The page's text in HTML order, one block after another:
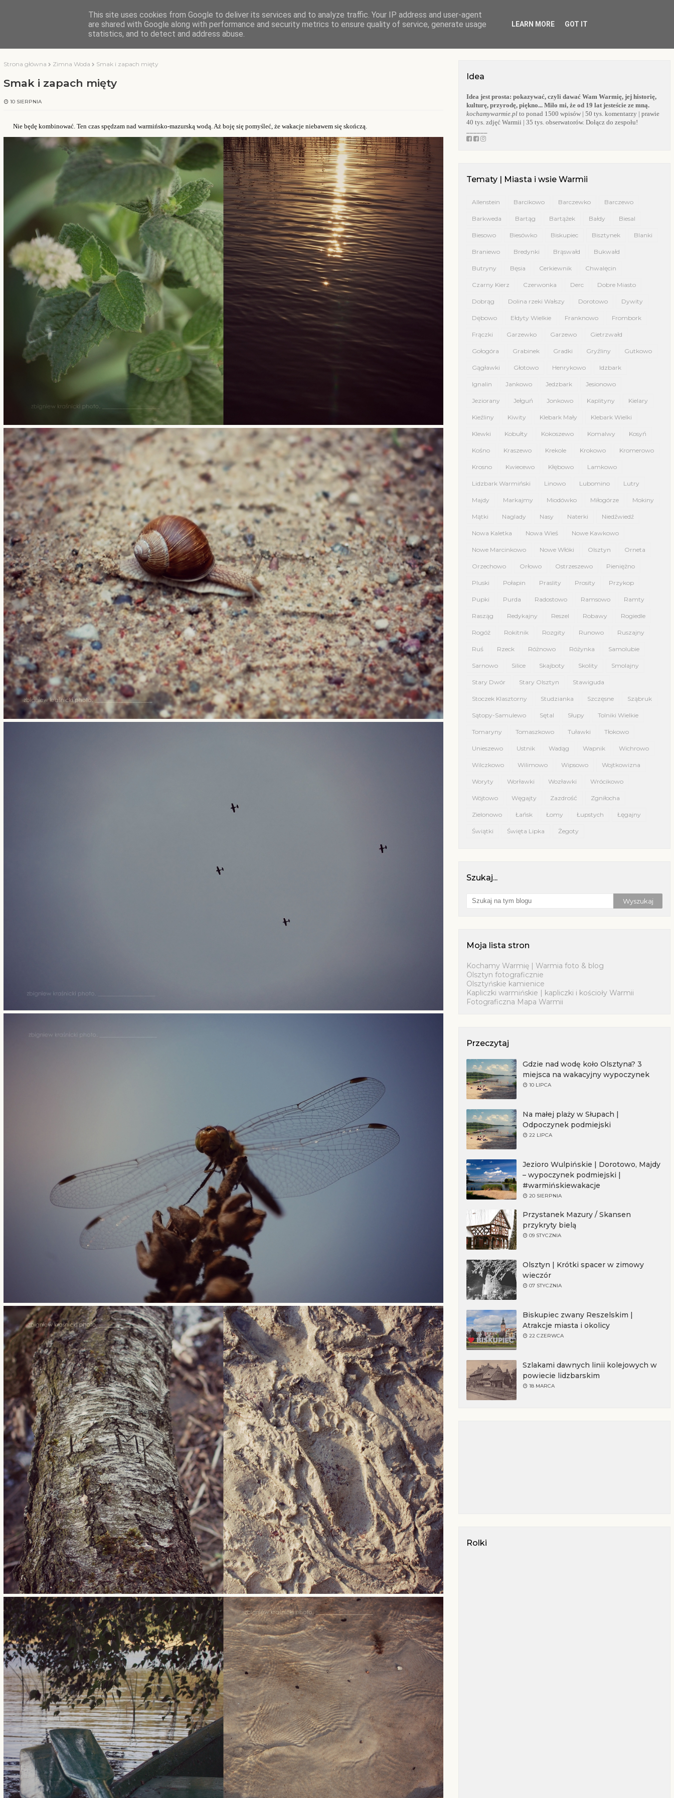
KOCHAMY WARMIĘ O BLOGU WARMIA KOŚCIOŁY WARMII
Strona główna Zimna Woda Smak i zapach mięty
Smak i zapach mięty
10 SIERPNIA
Nie będę kombinować. Ten czas spędzam nad warmińsko-mazurską wodą. Aż boję się pomyśleć, że wakacje niebawem się skończą.
Idea
Idea jest prosta: pokazywać, czyli dawać Wam Warmię, jej historię,
kulturę, przyrodę, piękno... Miło mi, że od 19 lat jesteście ze mną.
kochamywarmie.plto ponad 1500 wpisów | 50 tys. komentarzy | prawie
40 tys. zdjęć Warmii | 35 tys. obserwatorów. Dołącz do zespołu!
Tematy | Miasta i wsie Warmii
Allenstein Barcikowo Barczewko Barczewo
Barkweda Bartąg Bartążek Bałdy Biesal
Biesowo Biesówko Biskupiec Bisztynek Blanki
Braniewo Bredynki Brąswałd Bukwałd
Butryny Bęsia Cerkiewnik Chwalęcin
Czarny Kierz Czerwonka Derc Dobre Miasto
Dobrąg Dolina rzeki Wałszy Dorotowo Dywity
Dębowo Ełdyty Wielkie Franknowo Frombork
Frączki Garzewko Garzewo Gietrzwałd
Gołogóra Grabinek Gradki Gryźliny Gutkowo
Gągławki Głotowo Henrykowo Idzbark
Ignalin Jankowo Jedzbark Jesionowo
Jeziorany Jełguń Jonkowo Kaplityny Kielary
Kieźliny Kiwity Klebark Mały Klebark Wielki
Klewki Kobułty Kokoszewo Komalwy Kosyń
Kośno Kraszewo Krekole Krokowo Kromerowo
Krosno Kwiecewo Kłębowo Lamkowo
Lidzbark Warmiński Linowo Lubomino Lutry
Majdy Markajmy Miodówko Miłogórze Mokiny
Mątki Naglady Nasy Naterki Niedźwiedź
Nowa Kaletka Nowa Wieś Nowe Kawkowo
Nowe Marcinkowo Nowe Włóki Olsztyn Orneta
Orzechowo Orłowo Ostrzeszewo Pieniężno
Pluski Połapin Praslity Prosity Przykop
Pupki Purda Radostowo Ramsowo Ramty
Rasząg Redykajny Reszel Robawy Rogiedle
Rogóż Rokitnik Rozgity Runowo Ruszajny
Ruś Rzeck Różnowo Różynka Samolubie
Sarnowo Silice Skajboty Skolity Smolajny
Stary Dwór Stary Olsztyn Stawiguda
Stoczek Klasztorny Studzianka Szczęsne Sząbruk
Sątopy-Samulewo Sętal Słupy Tolniki Wielkie
Tomaryny Tomaszkowo Tuławki Tłokowo
Unieszewo Ustnik Wadąg Wapnik Wichrowo
Wilczkowo Wilimowo Wipsowo Wojtkowizna
Woryty Worławki Wozławki Wrócikowo
Wójtowo Węgajty Zazdrość Zgniłocha
Zielonowo Łańsk Łomy Łupstych Łęgajny
Świątki Święta Lipka Żegoty
Szukaj...
Moja lista stron
Kochamy Warmię | Warmia foto & blog
Olsztyn fotograficznie
Olsztyńskie kamienice
Kapliczki warmińskie | kapliczki i kościoły Warmii
Fotograficzna Mapa Warmii
Przeczytaj
Gdzie nad wodę koło Olsztyna? 3
miejsca na wakacyjny wypoczynek
10 LIPCA
Na małej plaży w Słupach |
Odpoczynek podmiejski
22 LIPCA
Jezioro Wulpińskie | Dorotowo, Majdy
– wypoczynek podmiejski |
#warmińskiewakacje
20 SIERPNIA
Przystanek Mazury / Skansen
przykryty bielą
09 STYCZNIA
Olsztyn | Krótki spacer w zimowy
wieczór
07 STYCZNIA
Biskupiec zwany Reszelskim |
Atrakcje miasta i okolicy
22 CZERWCA
Szlakami dawnych linii kolejowych w
powiecie lidzbarskim
18 MARCA
Rolki
This site uses cookies from Google to deliver its services and to analyze traffic. Your IP address and user-agent
are shared with Google along with performance and security metrics to ensure quality of service, generate usage
statistics, and to detect and address abuse.
LEARN MORE GOT IT